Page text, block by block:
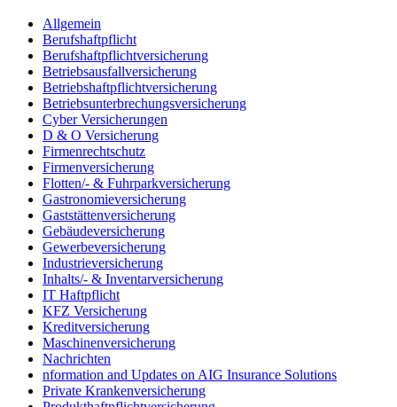
Allgemein
Berufshaftpflicht
Berufshaftpflichtversicherung
Betriebsausfallversicherung
Betriebshaftpflichtversicherung
Betriebsunterbrechungsversicherung
Cyber Versicherungen
D & O Versicherung
Firmenrechtschutz
Firmenversicherung
Flotten/- & Fuhrparkversicherung
Gastronomieversicherung
Gaststättenversicherung
Gebäudeversicherung
Gewerbeversicherung
Industrieversicherung
Inhalts/- & Inventarversicherung
IT Haftpflicht
KFZ Versicherung
Kreditversicherung
Maschinenversicherung
Nachrichten
nformation and Updates on AIG Insurance Solutions
Private Krankenversicherung